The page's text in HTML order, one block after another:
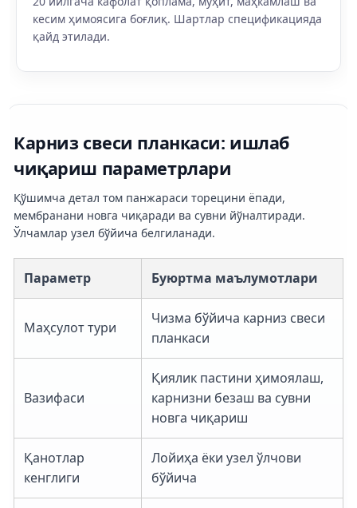
кесим ҳимоясига боғлиқ. Шартлар спецификацияда
қайд этилади.
Карниз свеси планкаси: ишлаб
чиқариш параметрлари
Қўшимча детал том панжараси торецини ёпади,
мембранани новга чиқаради ва сувни йўналтиради.
Ўлчамлар узел бўйича белгиланади.
Параметр Буюртма маълумотлари
Маҳсулот тури
Чизма бўйича карниз свеси
планкаси
Вазифаси
Қиялик пастини ҳимоялаш,
карнизни безаш ва сувни
новга чиқариш
Қанотлар
кенглиги
Лойиҳа ёки узел ўлчови
бўйича